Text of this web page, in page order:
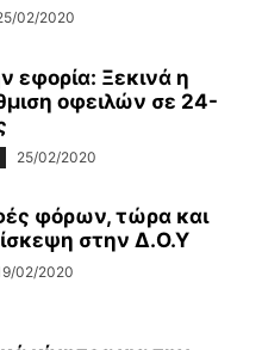
02/2020
εφορία: Ξεκινά η
οφειλών σε 24-
25/02/2020
φόρων, τώρα και
στην Δ.Ο.Υ
02/2020